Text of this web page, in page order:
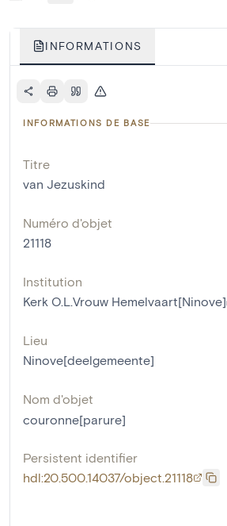
INFORMATIONS
INFORMATIONS DE BASE
Titre
van Jezuskind
Numéro d'objet
21118
Institution
Kerk O.L.Vrouw Hemelvaart[Ninove]
Lieu
Ninove[deelgemeente]
Nom d'objet
couronne[parure]
Persistent identifier
hdl:20.500.14037/object.21118